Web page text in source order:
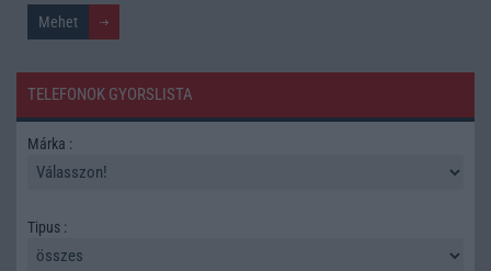
TELEFONOK GYORSLISTA
Márka :
Tipus :